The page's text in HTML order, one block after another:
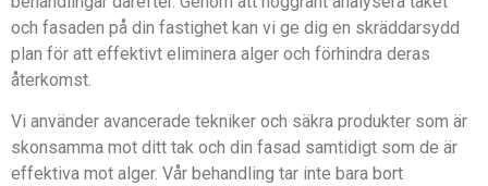
och fasaden på din fastighet kan vi ge dig en skräddarsydd
plan för att effektivt eliminera alger och förhindra deras
återkomst.
Vi använder avancerade tekniker och säkra produkter som är
skonsamma mot ditt tak och din fasad samtidigt som de är
effektiva mot alger. Vår behandling tar inte bara bort